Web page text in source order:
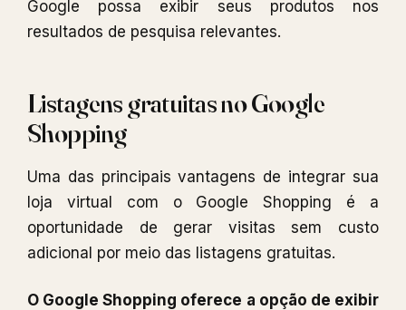
Google possa exibir seus produtos nos
resultados de pesquisa relevantes.
Listagens gratuitas no Google
Shopping
Uma das principais vantagens de integrar sua
loja virtual com o Google Shopping é a
oportunidade de gerar visitas sem custo
adicional por meio das listagens gratuitas.
O Google Shopping oferece a opção de exibir